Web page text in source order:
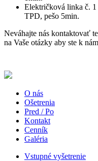
Električková linka č. 1
TPD, pešo 5min.
Neváhajte nás kontaktovať
na Vaše otázky aby ste k
O nás
Ošetrenia
Pred / Po
Kontakt
Cenník
Galéria
Vstupné vyšetrenie